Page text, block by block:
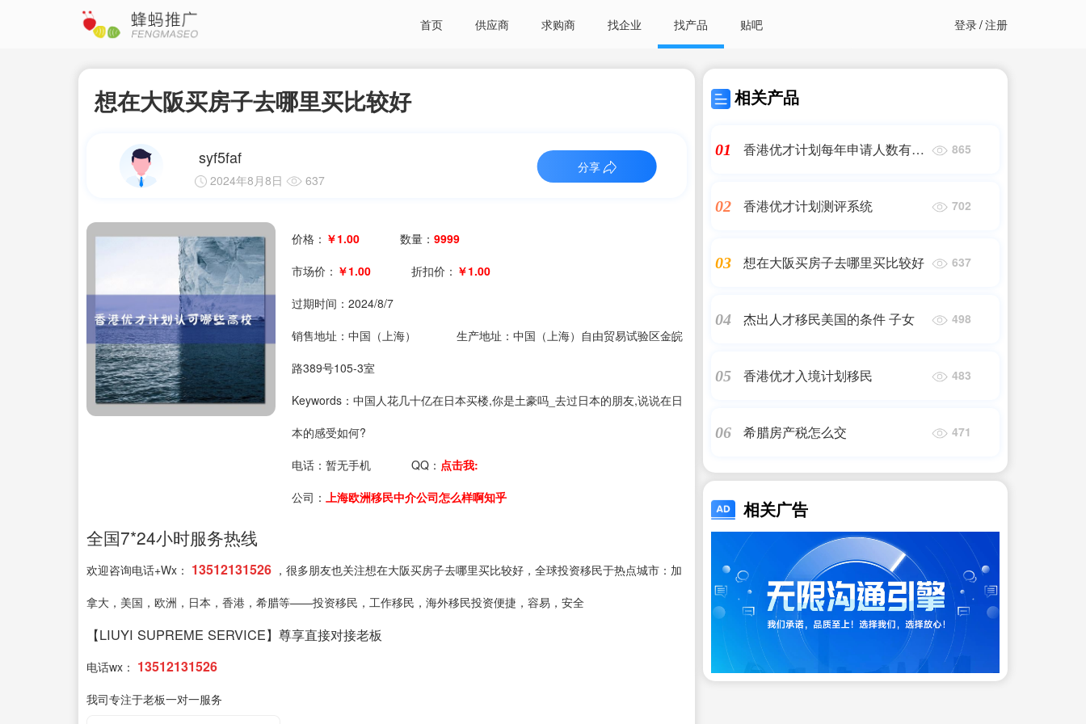
首页 供应商 求购商 找企业 找产品 贴吧 登录/注册
想在大阪买房子去哪里买比较好
syf5faf
2024年8月8日 637
分享
价格： ￥1.00 数量：9999
市场价： ￥1.00 折扣价： ￥1.00
过期时间：2024/8/7
销售地址：中国（上海）
生产地址：中国（上海）自由贸易试验区金皖
路389号105-3室
Keywords：中国人花几十亿在日本买楼,你是土豪吗_去过日本的朋友,说说在日
本的感受如何?
电话：暂无手机 QQ： 点击我:
公司：上海欧洲移民中介公司怎么样啊知乎
全国7*24小时服务热线
欢迎咨询电话+Wx： 13512131526 ，很多朋友也关注想在大阪买房子去哪里买比较好，全球投资移民于热点城市：加
拿大，美国，欧洲，日本，香港，希腊等——投资移民，工作移民，海外移民投资便捷，容易，安全
【LIUYI SUPREME SERVICE】尊享直接对接老板
电话wx： 13512131526
我司专注于老板一对一服务
相关产品
01
香港优才计划每年申请人数有多
865
02 香港优才计划测评系统 702
03 想在大阪买房子去哪里买比较好 637
04 杰出人才移民美国的条件 子女 498
05 香港优才入境计划移民 483
06 希腊房产税怎么交 471
相关广告